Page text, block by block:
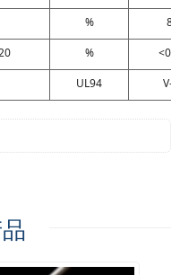
%
80
%
UL94 V-